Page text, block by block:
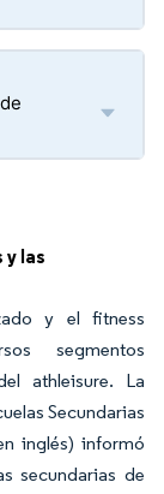
las
y el fitness
segmentos
athleisure. La
Secundarias
inglés) informó
secundarias de